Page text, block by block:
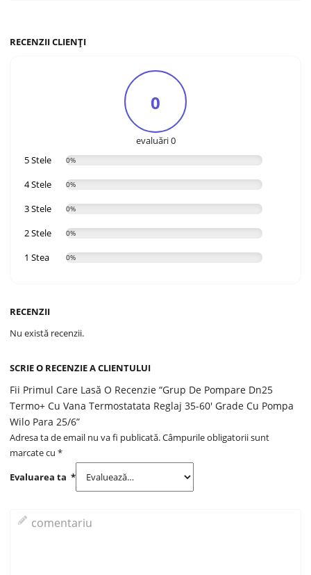
RECENZII CLIENȚI
0
evaluări 0
5 Stele
0%
4 Stele 0%
3 Stele 0%
2 Stele 0%
1 Stea 0%
RECENZII
Nu există recenzii.
SCRIE O RECENZIE A CLIENTULUI
Fii Primul Care Lasă O Recenzie “Grup De Pompare Dn25
Termo+ Cu Vana Termostatata Reglaj 35-60′ Grade Cu Pompa
Wilo Para 25/6”
Adresa ta de email nu va fi publicată.Câmpurile obligatorii sunt
marcate cu*
Evaluarea ta*